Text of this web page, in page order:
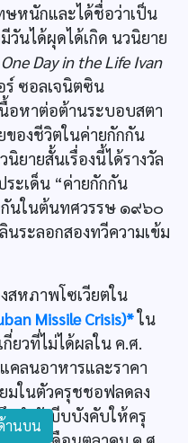
ษหนักและได้ชื่อว่าเป็น
วันได้ผุดได้เกิด นวนิยาย
One Day in the Life Ivan
ร์ ซอลเจนิตซิน
นื้อหาต่อต้านระบอบสตา
องชีวิตในค่ายกักกัน
ยายสั้นเรื่องนี้ได้รางวัล
ะเด็น “ค่ายกักกัน
กันในต้นทศวรรษ ๑๙๖๐
ระลอกสองทวีความเข้ม
สหภาพโซเวียตใน
Missile Crisis)*ใน
ยวที่ไม่ได้ผลใน ค.ศ.
คลนอาหารและราคา
มในตัวครุชชอฟลดลง
กกำลังบีบบังคับให้ครุ
านบน